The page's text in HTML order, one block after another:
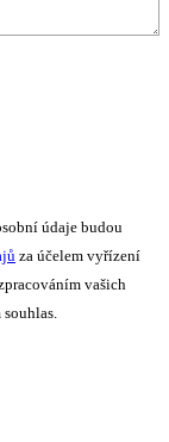
údaje budou
za účelem vyřízení
vašich